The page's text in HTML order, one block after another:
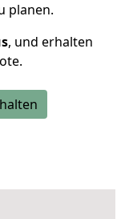
planen.
, und erhalten